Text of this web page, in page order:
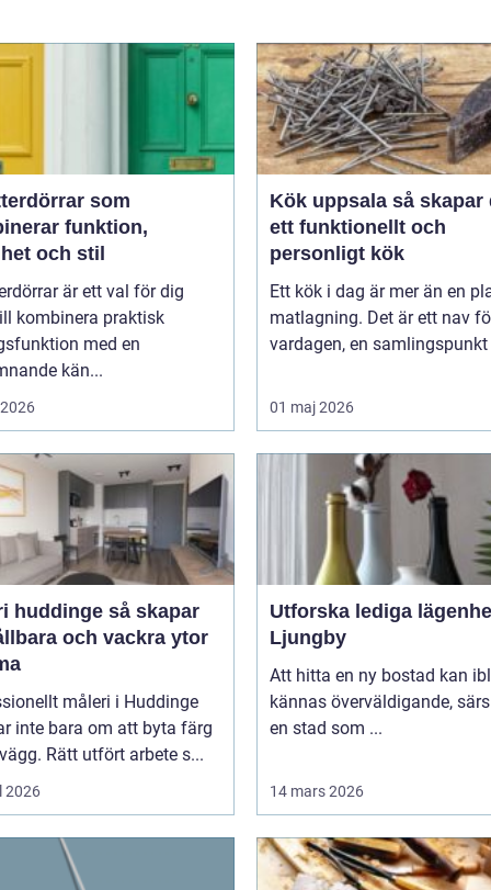
som
funktion,
och stil
är ett val för dig
kombinera praktisk
med en
kän...
Kök uppsala så skapar du
ett funktionellt och
personligt kök
Ett kök i dag är mer än en
matlagning. Det är ett nav
vardagen, en
01 maj 2026
så skapar
och vackra ytor
måleri i Huddinge
inte bara om att byta färg
Rätt utfört arbete s...
2026
Utforska lediga
Ljungby
Att hitta en ny bostad kan
kännas överväldigande,
en stad som ...
14 mars 2026